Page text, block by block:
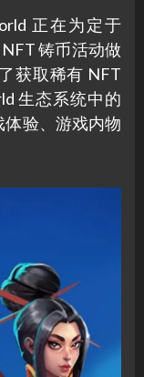
正在为定于
NFT 铸币活动做
获取稀有 NFT
生态系统中的
验、游戏内物